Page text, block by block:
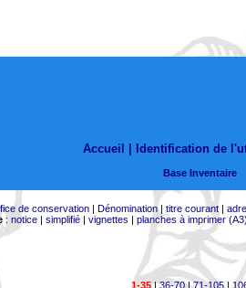
Accueil | Identification de
Base Inventaire
de conservation| Dénomination| titre courant|
: notice| simplifié| vignettes | planches à imprimer (A3)
1-35|36-70|71-105|